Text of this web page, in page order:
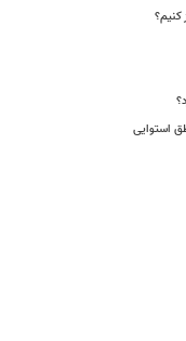
استوایی